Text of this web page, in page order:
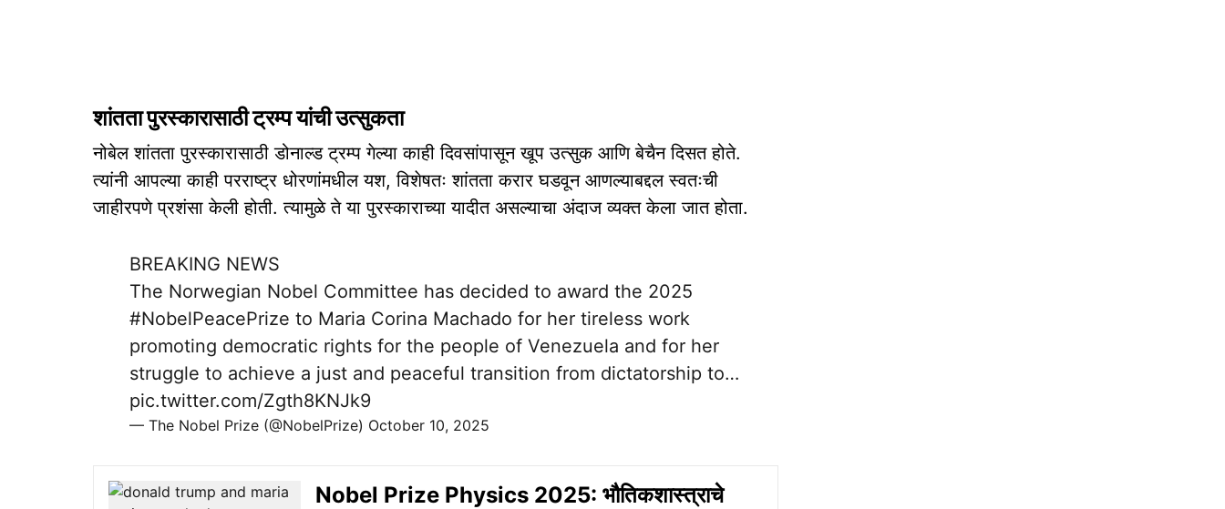
शांतता पुरस्कारासाठी ट्रम्प यांची उत्सुकता
नोबेल शांतता पुरस्कारासाठी डोनाल्ड ट्रम्प गेल्या काही दिवसांपासून खूप उत्सुक आणि बेचैन दिसत होते.
त्यांनी आपल्या काही परराष्ट्र धोरणांमधील यश, विशेषतः शांतता करार घडवून आणल्याबद्दल स्वतःची
जाहीरपणे प्रशंसा केली होती. त्यामुळे ते या पुरस्काराच्या यादीत असल्याचा अंदाज व्यक्त केला जात होता.
BREAKING NEWS
The Norwegian Nobel Committee has decided to award the 2025
#NobelPeacePrize to Maria Corina Machado for her tireless work
promoting democratic rights for the people of Venezuela and for her
struggle to achieve a just and peaceful transition from dictatorship to…
pic.twitter.com/Zgth8KNJk9
— The Nobel Prize (@NobelPrize) October 10, 2025
Nobel Prize Physics 2025: भौतिकशास्त्राचे